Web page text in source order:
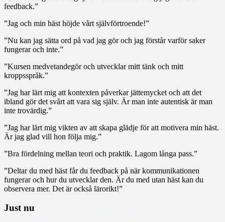
feedback.”
”Jag och min häst höjde vårt självförtroende!”
”Nu kan jag sätta ord på vad jag gör och jag förstår varför saker
fungerar och inte.”
”Kursen medvetandegör och utvecklar mitt tänk och mitt
kroppsspråk.”
”Jag har lärt mig att kontexten påverkar jättemycket och att det
ibland gör det svårt att vara sig själv. Är man inte autentisk är man
inte trovärdig.”
”Jag har lärt mig vikten av att skapa glädje för att motivera min häst.
Är jag glad vill hon följa mig.”
”Bra fördelning mellan teori och praktik. Lagom långa pass.”
”Deltar du med häst får du feedback på när kommunikationen
fungerar och hur du utvecklar den. Är du med utan häst kan du
observera mer. Det är också lärorikt!”
Just nu